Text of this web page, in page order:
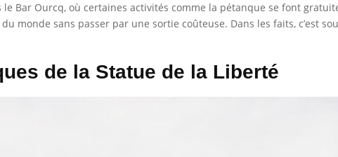
Bar Ourcq, où certaines activités comme la pétanque se font
monde sans passer par une sortie coûteuse. Dans les faits, c’est
de la Statue de la Liberté